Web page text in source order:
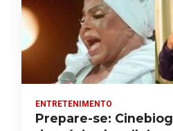
ENTRETENIMENTO
Prepare-se: